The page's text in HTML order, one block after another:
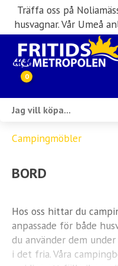
Träffa oss på
husvagnar. Vår Umeå
0
Campingmöbler
BORD
Hos oss hittar du
anpassade för både
du använder dem
i det fria. Våra